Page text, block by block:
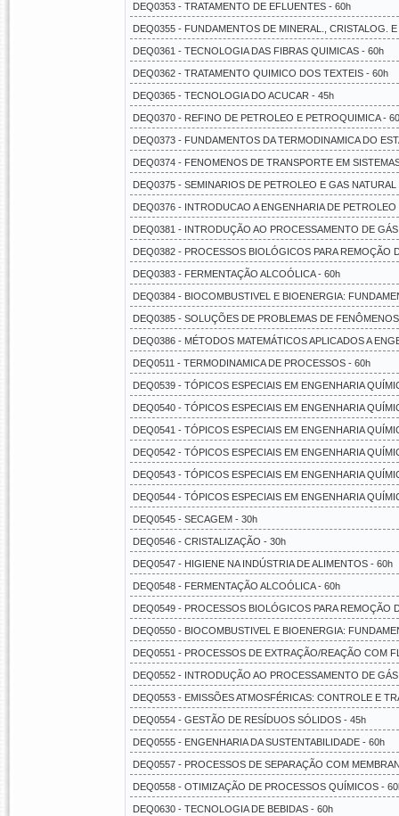
DEQ0353 - TRATAMENTO DE EFLUENTES - 60h
DEQ0355 - FUNDAMENTOS DE MINERAL., CRISTALOG.
DEQ0361 - TECNOLOGIA DAS FIBRAS QUIMICAS - 60h
DEQ0362 - TRATAMENTO QUIMICO DOS TEXTEIS - 60h
DEQ0365 - TECNOLOGIA DO ACUCAR - 45h
DEQ0370 - REFINO DE PETROLEO E PETROQUIMICA -
DEQ0373 - FUNDAMENTOS DA TERMODINAMICA DO
DEQ0374 - FENOMENOS DE TRANSPORTE EM
DEQ0375 - SEMINARIOS DE PETROLEO E GAS NATURAL
DEQ0376 - INTRODUCAO A ENGENHARIA DE PETROLEO
DEQ0381 - INTRODUÇÃO AO PROCESSAMENTO DE
DEQ0382 - PROCESSOS BIOLÓGICOS PARA REMOÇÃO
DEQ0383 - FERMENTAÇÃO ALCOÓLICA - 60h
DEQ0384 - BIOCOMBUSTIVEL E BIOENERGIA:
DEQ0385 - SOLUÇÕES DE PROBLEMAS DE
DEQ0386 - MÉTODOS MATEMÁTICOS APLICADOS A
DEQ0511 - TERMODINAMICA DE PROCESSOS - 60h
DEQ0539 - TÓPICOS ESPECIAIS EM ENGENHARIA
DEQ0540 - TÓPICOS ESPECIAIS EM ENGENHARIA
DEQ0541 - TÓPICOS ESPECIAIS EM ENGENHARIA
DEQ0542 - TÓPICOS ESPECIAIS EM ENGENHARIA
DEQ0543 - TÓPICOS ESPECIAIS EM ENGENHARIA
DEQ0544 - TÓPICOS ESPECIAIS EM ENGENHARIA
DEQ0545 - SECAGEM - 30h
DEQ0546 - CRISTALIZAÇÃO - 30h
DEQ0547 - HIGIENE NA INDÚSTRIA DE ALIMENTOS - 60h
DEQ0548 - FERMENTAÇÃO ALCOÓLICA - 60h
DEQ0549 - PROCESSOS BIOLÓGICOS PARA REMOÇÃO
DEQ0550 - BIOCOMBUSTIVEL E BIOENERGIA:
DEQ0551 - PROCESSOS DE EXTRAÇÃO/REAÇÃO COM
DEQ0552 - INTRODUÇÃO AO PROCESSAMENTO DE
DEQ0553 - EMISSÕES ATMOSFÉRICAS: CONTROLE E
DEQ0554 - GESTÃO DE RESÍDUOS SÓLIDOS - 45h
DEQ0555 - ENGENHARIA DA SUSTENTABILIDADE - 60h
DEQ0557 - PROCESSOS DE SEPARAÇÃO COM
DEQ0558 - OTIMIZAÇÃO DE PROCESSOS QUÍMICOS -
DEQ0630 - TECNOLOGIA DE BEBIDAS - 60h